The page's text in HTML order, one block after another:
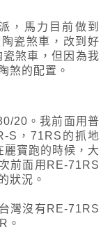
，馬力目前做到
瓷煞車，改到好
煞車，但因為我
煞的配置。
20。我前面用普
S，71RS的抓地
寶跑的時候，大
前面用RE-71RS
狀況。
灣沒有RE-71RS
。